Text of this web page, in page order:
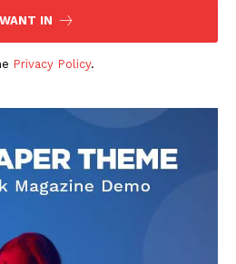
IN
Privacy Policy.